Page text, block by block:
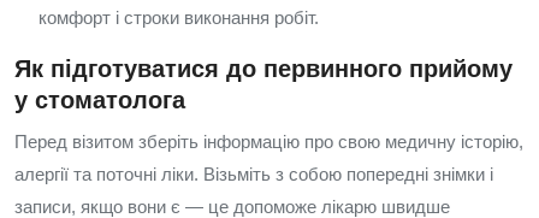
комфорт і строки виконання робіт.
Як підготуватися до первинного прийому
у стоматолога
Перед візитом зберіть інформацію про свою медичну історію,
алергії та поточні ліки. Візьміть з собою попередні знімки і
записи, якщо вони є — це допоможе лікарю швидше